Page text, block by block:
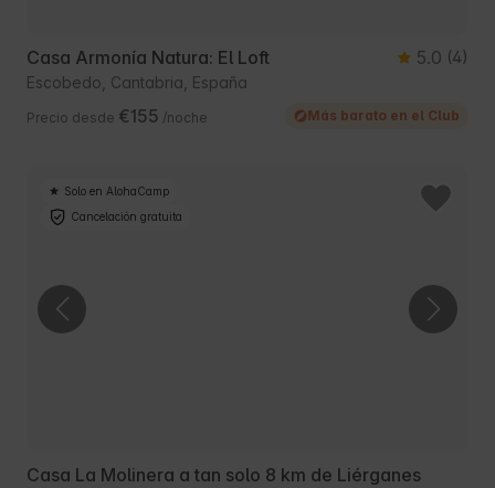
Casa Armonía Natura: El Loft 5.0 (4)
Escobedo, Cantabria, España
Precio desde €155 /noche Más barato en el Club
Solo en AlohaCamp
Cancelación gratuita
Casa La Molinera a tan solo 8 km de Liérganes